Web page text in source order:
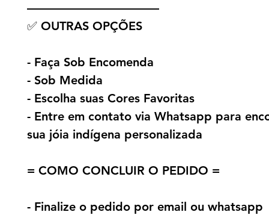
———————————
✅ OUTRAS OPÇÕES
- Faça Sob Encomenda
- Sob Medida
- Escolha suas Cores Favoritas
- Entre em contato via Whatsapp para
sua jóia indígena personalizada
= COMO CONCLUIR O PEDIDO =
- Finalize o pedido por email ou whatsapp